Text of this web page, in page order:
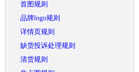
首图规则
品牌logo规则
详情页规则
缺货投诉处理规则
清货规则